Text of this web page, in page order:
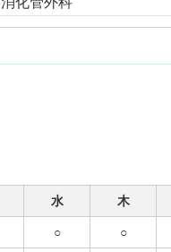
水 木
○ ○